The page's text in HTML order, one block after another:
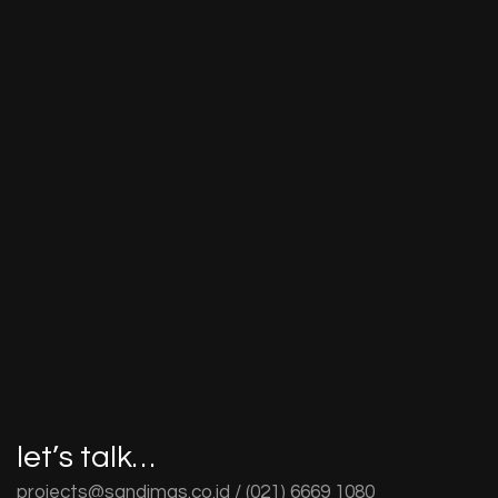
let’s talk…
projects@sandimas.co.id / (021) 6669 1080